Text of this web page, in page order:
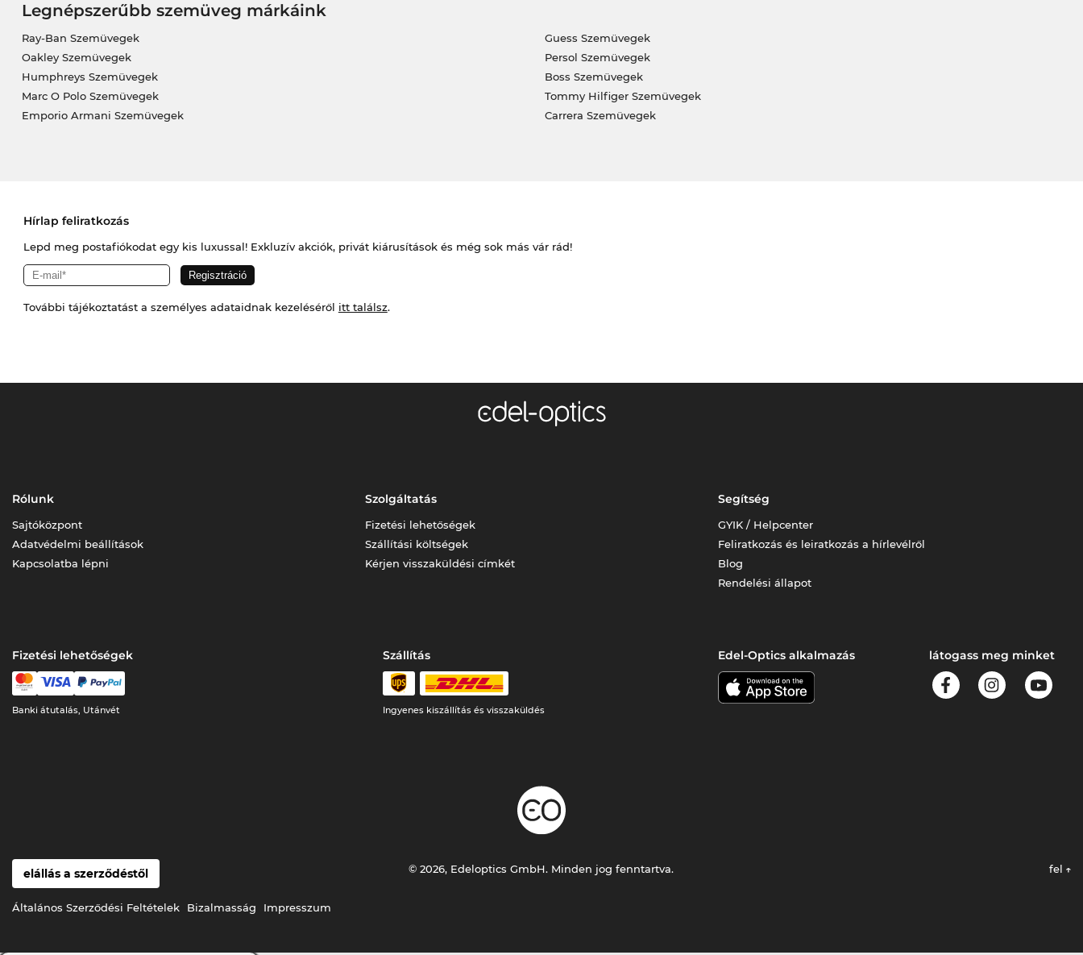
Legnépszerűbb szemüveg márkáink
Ray-Ban Szemüvegek
Oakley Szemüvegek
Humphreys Szemüvegek
Marc O Polo Szemüvegek
Emporio Armani Szemüvegek
Guess Szemüvegek
Persol Szemüvegek
Boss Szemüvegek
Tommy Hilfiger Szemüvegek
Carrera Szemüvegek
Hírlap feliratkozás
Lepd meg postafiókodat egy kis luxussal! Exkluzív akciók, privát kiárusítások és még sok más vár rád!
További tájékoztatást a személyes adataidnak kezeléséről itt találsz.
Rólunk
Sajtóközpont
Adatvédelmi beállítások
Kapcsolatba lépni
Szolgáltatás
Fizetési lehetőségek
Szállítási költségek
Kérjen visszaküldési címkét
Segítség
GYIK / Helpcenter
Feliratkozás és leiratkozás a hírlevélről
Blog
Rendelési állapot
Fizetési lehetőségek
Banki átutalás, Utánvét
Szállítás
Ingyenes kiszállítás és visszaküldés
Edel-Optics alkalmazás látogass meg minket
elállás a szerződéstől
Általános Szerződési Feltételek Bizalmasság Impresszum
© 2026, Edeloptics GmbH. Minden jog fenntartva. fel